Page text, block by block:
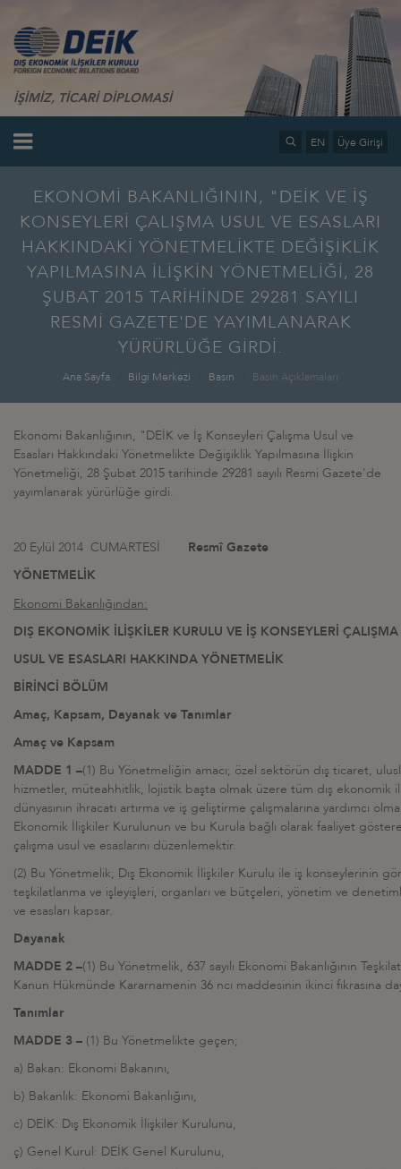
İŞİMİZ, TİCARİ DİPLOMASİ
EN Üye Girişi
EKONOMİ BAKANLIĞININ, "DEİK VE İŞ
KONSEYLERİ ÇALIŞMA USUL VE ESASLARI
HAKKINDAKİ YÖNETMELİKTE DEĞİŞİKLİK
YAPILMASINA İLİŞKİN YÖNETMELİĞİ, 28
ŞUBAT 2015 TARİHİNDE 29281 SAYILI
RESMİ GAZETE'DE YAYIMLANARAK
YÜRÜRLÜĞE GİRDİ.
Ana Sayfa Bilgi Merkezi Basın Basın Açıklamaları
Ekonomi Bakanlığının, "DEİK ve İş Konseyleri Çalışma Usul ve
Esasları Hakkındaki Yönetmelikte Değişiklik Yapılmasına İlişkin
Yönetmeliği, 28 Şubat 2015 tarihinde 29281 sayılı Resmi Gazete'de
yayımlanarak yürürlüğe girdi.
20 Eylül 2014 CUMARTESİ
Resmî Gazete
YÖNETMELİK
Ekonomi Bakanlığından:
DIŞ EKONOMİK İLİŞKİLER KURULU VE İŞ KONSEYLERİ ÇALIŞMA
USUL VE ESASLARI HAKKINDA YÖNETMELİK
BİRİNCİ BÖLÜM
Amaç, Kapsam, Dayanak ve Tanımlar
Amaç ve Kapsam
MADDE 1 –(1) Bu Yönetmeliğin amacı; özel sektörün dış ticaret,
hizmetler, müteahhitlik, lojistik başta olmak üzere tüm dış ekonomik
dünyasının ihracatı artırma ve iş geliştirme çalışmalarına yardımcı
Ekonomik İlişkiler Kurulunun ve bu Kurula bağlı olarak faaliyet
çalışma usul ve esaslarını düzenlemektir.
(2) Bu Yönetmelik; Dış Ekonomik İlişkiler Kurulu ile iş konseylerinin
teşkilatlanma ve işleyişleri, organları ve bütçeleri, yönetim ve
ve esasları kapsar.
Dayanak
MADDE 2 –(1) Bu Yönetmelik, 637 sayılı Ekonomi Bakanlığının
Kanun Hükmünde Kararnamenin 36 ncı maddesinin ikinci fıkrasına
Tanımlar
MADDE 3 – (1) Bu Yönetmelikte geçen;
a) Bakan: Ekonomi Bakanını,
b) Bakanlık: Ekonomi Bakanlığını,
c) DEİK: Dış Ekonomik İlişkiler Kurulunu,
ç) Genel Kurul: DEİK Genel Kurulunu,